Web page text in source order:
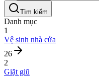
Tìm kiếm
Danh mục
1
Vệ sinh nhà cửa
26
2
Giặt giũ